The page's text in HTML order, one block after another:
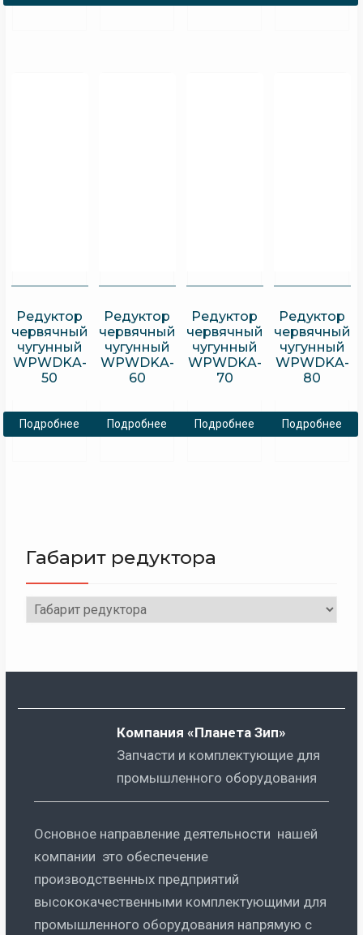
Редуктор
червячный
чугунный
WPWDKA-
50
Подробнее
Редуктор
червячный
чугунный
WPWDKA-
60
Подробнее
Редуктор
червячный
чугунный
WPWDKA-
70
Подробнее
Редуктор
червячный
чугунный
WPWDKA-
80
Подробнее
Габарит редуктора
Компания «Планета Зип»
Запчасти и комплектующие для
промышленного оборудования
Основное направление деятельности нашей
компании это обеспечение
производственных предприятий
высококачественными комплектующими для
промышленного оборудования напрямую с